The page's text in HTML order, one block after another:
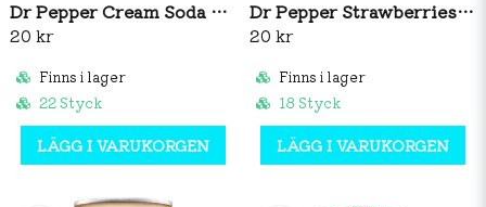
Dr Pepper Cream Soda 355ml
20 kr
Finns i lager
22 Styck
LÄGG I VARUKORGEN
Dr Pepper Strawberries & Cream 355ml
20 kr
Finns i lager
18 Styck
LÄGG I VARUKORGEN